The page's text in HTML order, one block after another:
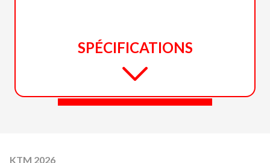
SPÉCIFICATIONS
KTM 2026